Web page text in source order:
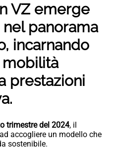
VZ emerge
panorama
incarnando
mobilità
prestazioni
trimestre del 2024, il
accogliere un modello che
sostenibile.